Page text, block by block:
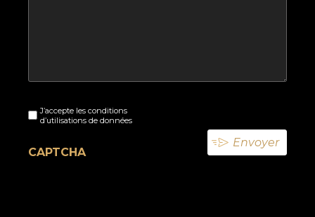
titreJ’accepte les conditions
d’utilisations de données
CAPTCHA